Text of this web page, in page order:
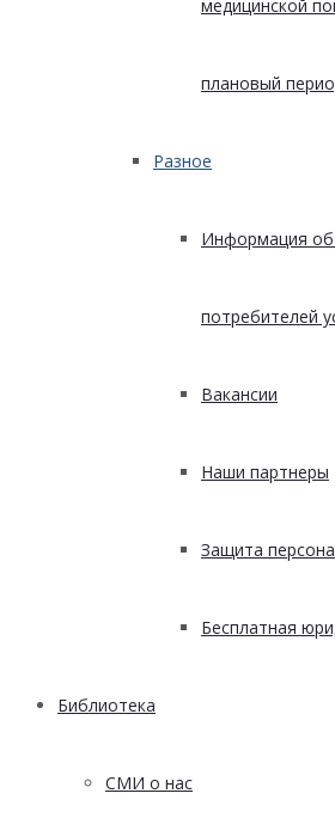
медицинской
плановый
Разное
Информация
потребителей
Вакансии
Наши партнеры
Защита
Бесплатная
Библиотека
СМИ о нас